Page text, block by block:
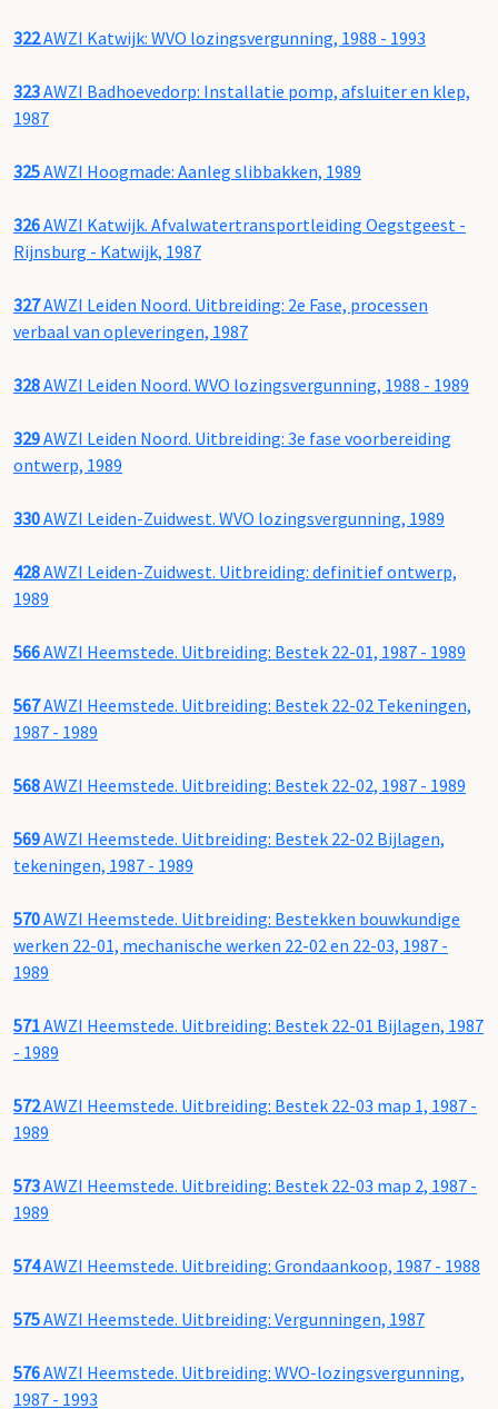
322AWZI Katwijk: WVO lozingsvergunning, 1988 - 1993
323AWZI Badhoevedorp: Installatie pomp, afsluiter en klep,
1987
325AWZI Hoogmade: Aanleg slibbakken, 1989
326AWZI Katwijk. Afvalwatertransportleiding Oegstgeest -
Rijnsburg - Katwijk, 1987
327AWZI Leiden Noord. Uitbreiding: 2e Fase, processen
verbaal van opleveringen, 1987
328AWZI Leiden Noord. WVO lozingsvergunning, 1988 - 1989
329AWZI Leiden Noord. Uitbreiding: 3e fase voorbereiding
ontwerp, 1989
330AWZI Leiden-Zuidwest. WVO lozingsvergunning, 1989
428AWZI Leiden-Zuidwest. Uitbreiding: definitief ontwerp,
1989
566AWZI Heemstede. Uitbreiding: Bestek 22-01, 1987 - 1989
567AWZI Heemstede. Uitbreiding: Bestek 22-02 Tekeningen,
1987 - 1989
568AWZI Heemstede. Uitbreiding: Bestek 22-02, 1987 - 1989
569AWZI Heemstede. Uitbreiding: Bestek 22-02 Bijlagen,
tekeningen, 1987 - 1989
570AWZI Heemstede. Uitbreiding: Bestekken bouwkundige
werken 22-01, mechanische werken 22-02 en 22-03, 1987 -
1989
571AWZI Heemstede. Uitbreiding: Bestek 22-01 Bijlagen, 1987
- 1989
572AWZI Heemstede. Uitbreiding: Bestek 22-03 map 1, 1987 -
1989
573AWZI Heemstede. Uitbreiding: Bestek 22-03 map 2, 1987 -
1989
574AWZI Heemstede. Uitbreiding: Grondaankoop, 1987 - 1988
575AWZI Heemstede. Uitbreiding: Vergunningen, 1987
576AWZI Heemstede. Uitbreiding: WVO-lozingsvergunning,
1987 - 1993